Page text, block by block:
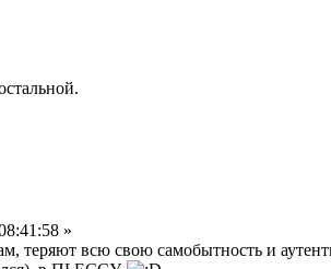
»
теряют всю свою самобытность и